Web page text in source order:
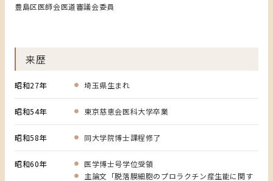
豊島区医師会医道審議会委員
来歴
昭和27年 埼玉県生まれ
昭和54年 東京慈恵会医科大学卒業
昭和58年 同大学院博士課程修了
昭和60年
医学博士号学位受領
主論文「脱落膜細胞のプロラクチン産生能に関す